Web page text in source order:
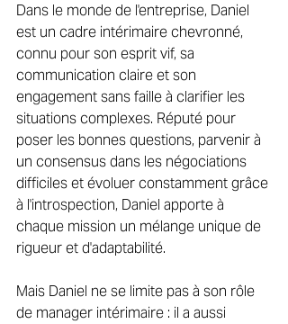
Dans le monde de l'entreprise, Daniel
est un cadre intérimaire chevronné,
connu pour son esprit vif, sa
communication claire et son
engagement sans faille à clarifier les
situations complexes. Réputé pour
poser les bonnes questions, parvenir à
un consensus dans les négociations
difficiles et évoluer constamment grâce
à l'introspection, Daniel apporte à
chaque mission un mélange unique de
rigueur et d'adaptabilité.
Mais Daniel ne se limite pas à son rôle
de manager intérimaire : il a aussi